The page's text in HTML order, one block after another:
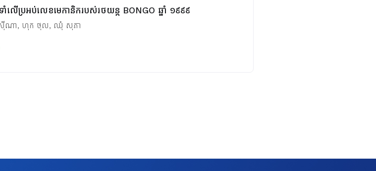
ើប្រអប់លេខមេកានិករបស់រថយន្ត BONGO ឆ្នាំ ១៩៩៩
ណា, ហុក ថុល, ឈុំ សុភា